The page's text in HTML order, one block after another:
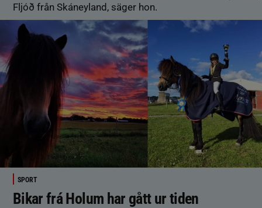
Fljóð från Skáneyland, säger hon.
SPORT
Bikar frá Holum har gått ur tiden